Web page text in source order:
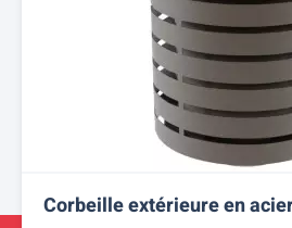
Corbeille extérieure en